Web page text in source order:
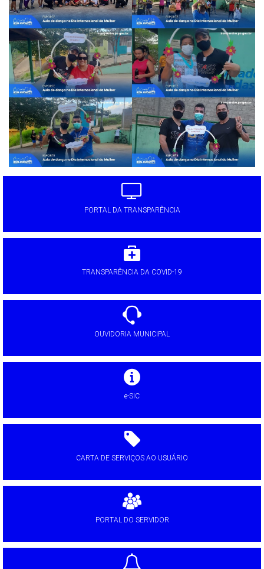
PORTAL DA TRANSPARÊNCIA
TRANSPARÊNCIA DA COVID-19
OUVIDORIA MUNICIPAL
e-SIC
CARTA DE SERVIÇOS AO USUÁRIO
PORTAL DO SERVIDOR